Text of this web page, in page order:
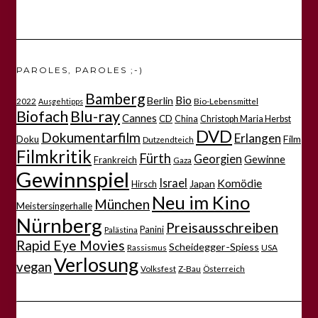
PAROLES, PAROLES ;-)
2022 Ausgehtipps BambergBerlin Bio Bio-Lebensmittel
Biofach Blu-rayCannes CD China Christoph Maria Herbst
Doku Dokumentarfilm Dutzendteich DVD Erlangen Film
Filmkritik Frankreich Fürth Gaza Georgien Gewinne
Gewinnspiel Hirsch Israel Japan Komödie
Meistersingerhalle München Neu im Kino
Nürnberg Palästina Panini Preisausschreiben
Rapid Eye Movies Rassismus Scheidegger-Spiess USA
veganVerlosung Volksfest Z-Bau Österreich